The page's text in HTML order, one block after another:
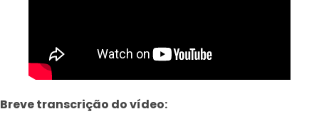
Breve transcrição do vídeo: